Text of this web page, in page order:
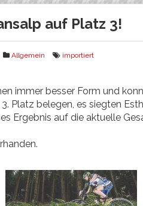
auf Platz 3!
Allgemein importiert
immer besser Form und
Platz belegen, es siegten
Ergebnis auf die aktuelle